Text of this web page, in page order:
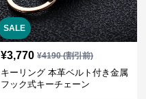
SALE
¥3,770 ¥4190(割引前)
キーリング 本革ベルト付き金属
フック式キーチェーン